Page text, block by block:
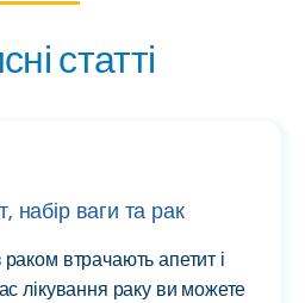
статті
набір ваги та рак
втрачають апетит і
лікування раку ви можете